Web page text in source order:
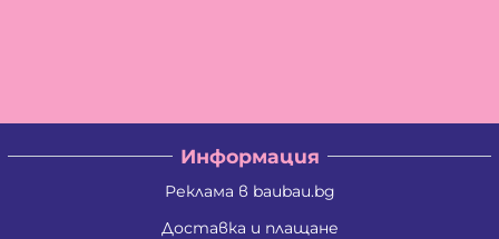
Информация
Реклама в baubau.bg
Доставка и плащане